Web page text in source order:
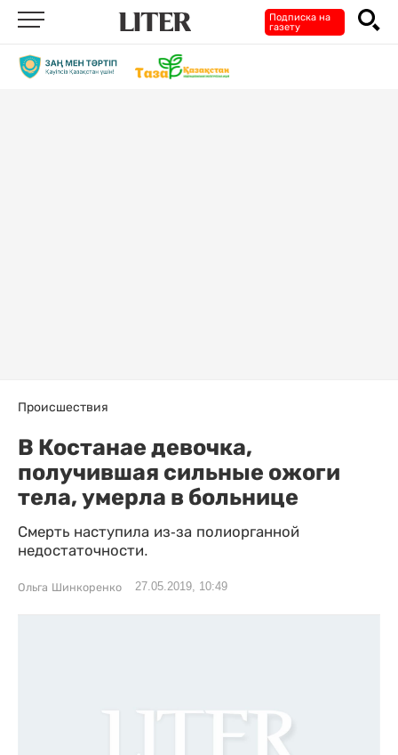
Подписка на
газету
Происшествия
В Костанае девочка,
получившая сильные ожоги
тела, умерла в больнице
Смерть наступила из-за полиорганной
недостаточности.
Ольга Шинкоренко 27.05.2019, 10:49